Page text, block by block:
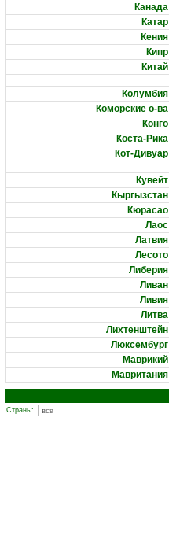
Канада
Катар
Кения
Кипр
Китай
Колумбия
Коморские о-ва
Конго
Коста-Рика
Кот-Дивуар
Кувейт
Кыргызстан
Кюрасао
Лаос
Латвия
Лесото
Либерия
Ливан
Ливия
Литва
Лихтенштейн
Люксембург
Маврикий
Мавритания
Страны: